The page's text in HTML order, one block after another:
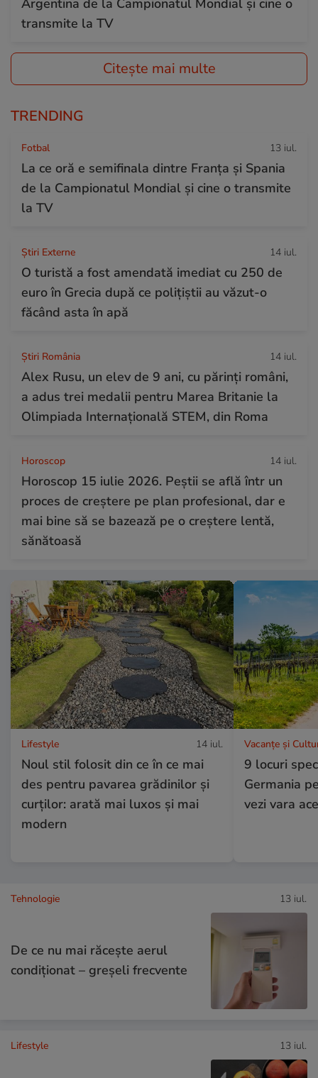
Argentina de la Campionatul Mondial și cine o
transmite la TV
Citește mai multe
TRENDING
Fotbal 13 iul.
La ce oră e semifinala dintre Franța și Spania
de la Campionatul Mondial și cine o transmite
la TV
Știri Externe 14 iul.
O turistă a fost amendată imediat cu 250 de
euro în Grecia după ce polițiștii au văzut-o
făcând asta în apă
Știri România 14 iul.
Alex Rusu, un elev de 9 ani, cu părinți români,
a adus trei medalii pentru Marea Britanie la
Olimpiada Internațională STEM, din Roma
Horoscop 14 iul.
Horoscop 15 iulie 2026. Peștii se află într un
proces de creștere pe plan profesional, dar e
mai bine să se bazează pe o creștere lentă,
sănătoasă
Lifestyle 14 iul.
Noul stil folosit din ce în ce mai
des pentru pavarea grădinilor și
curților: arată mai luxos și mai
modern
Vacanțe și
9 locuri
Germania
vezi vara
Tehnologie 13 iul.
De ce nu mai răcește aerul
condiționat – greșeli frecvente
Lifestyle 13 iul.